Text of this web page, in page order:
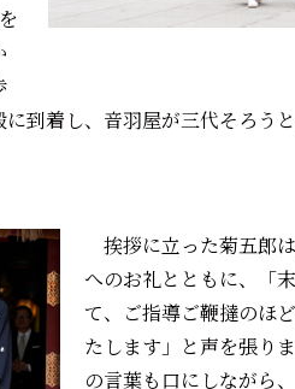
到着し、音羽屋が三代そろう
挨拶に立った菊五郎
へのお礼とともに、「
て、ご指導ご鞭撻のほ
たします」と声を張り
の言葉も口にしながら